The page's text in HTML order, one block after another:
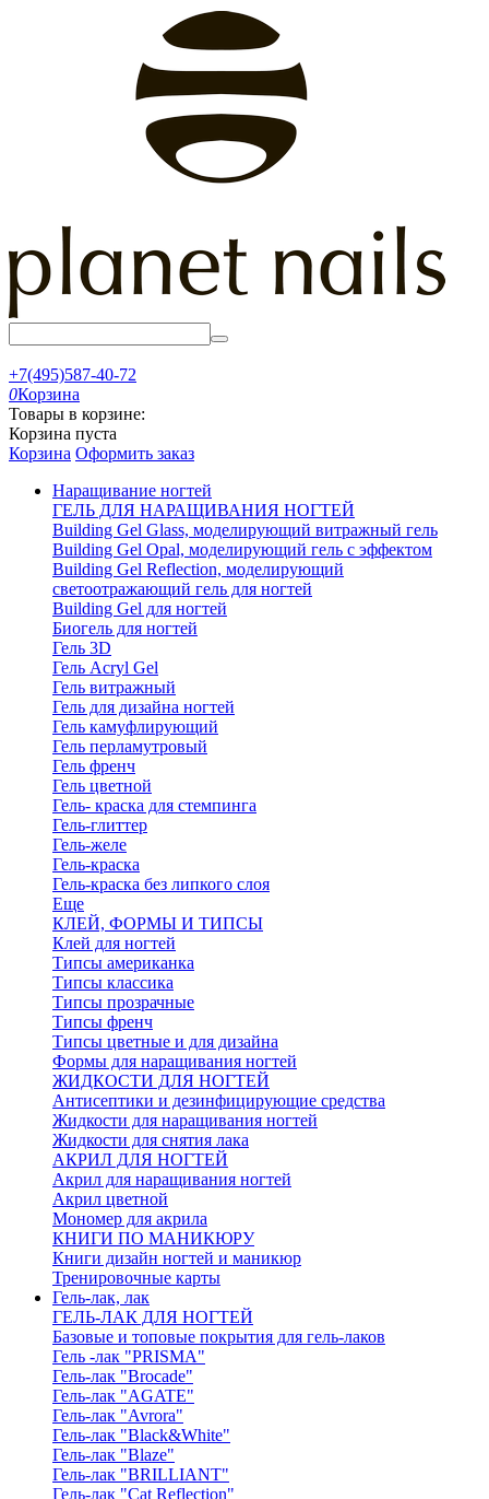
+7(495)587-40-72
0Корзина
Товары в корзине:
Корзина пуста
Корзина Оформить заказ
Наращивание ногтей
ГЕЛЬ ДЛЯ НАРАЩИВАНИЯ НОГТЕЙ
Building Gel Glass, моделирующий витражный гель
Building Gel Opal, моделирующий гель с эффектом
Building Gel Reflection, моделирующий
светоотражающий гель для ногтей
Building Gel для ногтей
Биогель для ногтей
Гель 3D
Гель Acryl Gel
Гель витражный
Гель для дизайна ногтей
Гель камуфлирующий
Гель перламутровый
Гель френч
Гель цветной
Гель- краска для стемпинга
Гель-глиттер
Гель-желе
Гель-краска
Гель-краска без липкого слоя
Еще
КЛЕЙ, ФОРМЫ И ТИПСЫ
Клей для ногтей
Типсы американка
Типсы классика
Типсы прозрачные
Типсы френч
Типсы цветные и для дизайна
Формы для наращивания ногтей
ЖИДКОСТИ ДЛЯ НОГТЕЙ
Антисептики и дезинфицирующие средства
Жидкости для наращивания ногтей
Жидкости для снятия лака
АКРИЛ ДЛЯ НОГТЕЙ
Акрил для наращивания ногтей
Акрил цветной
Мономер для акрила
КНИГИ ПО МАНИКЮРУ
Книги дизайн ногтей и маникюр
Тренировочные карты
Гель-лак, лак
ГЕЛЬ-ЛАК ДЛЯ НОГТЕЙ
Базовые и топовые покрытия для гель-лаков
Гель -лак "PRISMA"
Гель-лак "Brocade"
Гель-лак "AGATE"
Гель-лак "Avrora"
Гель-лак "Black&White"
Гель-лак "Blaze"
Гель-лак "BRILLIANT"
Гель-лак "Cat Reflection"